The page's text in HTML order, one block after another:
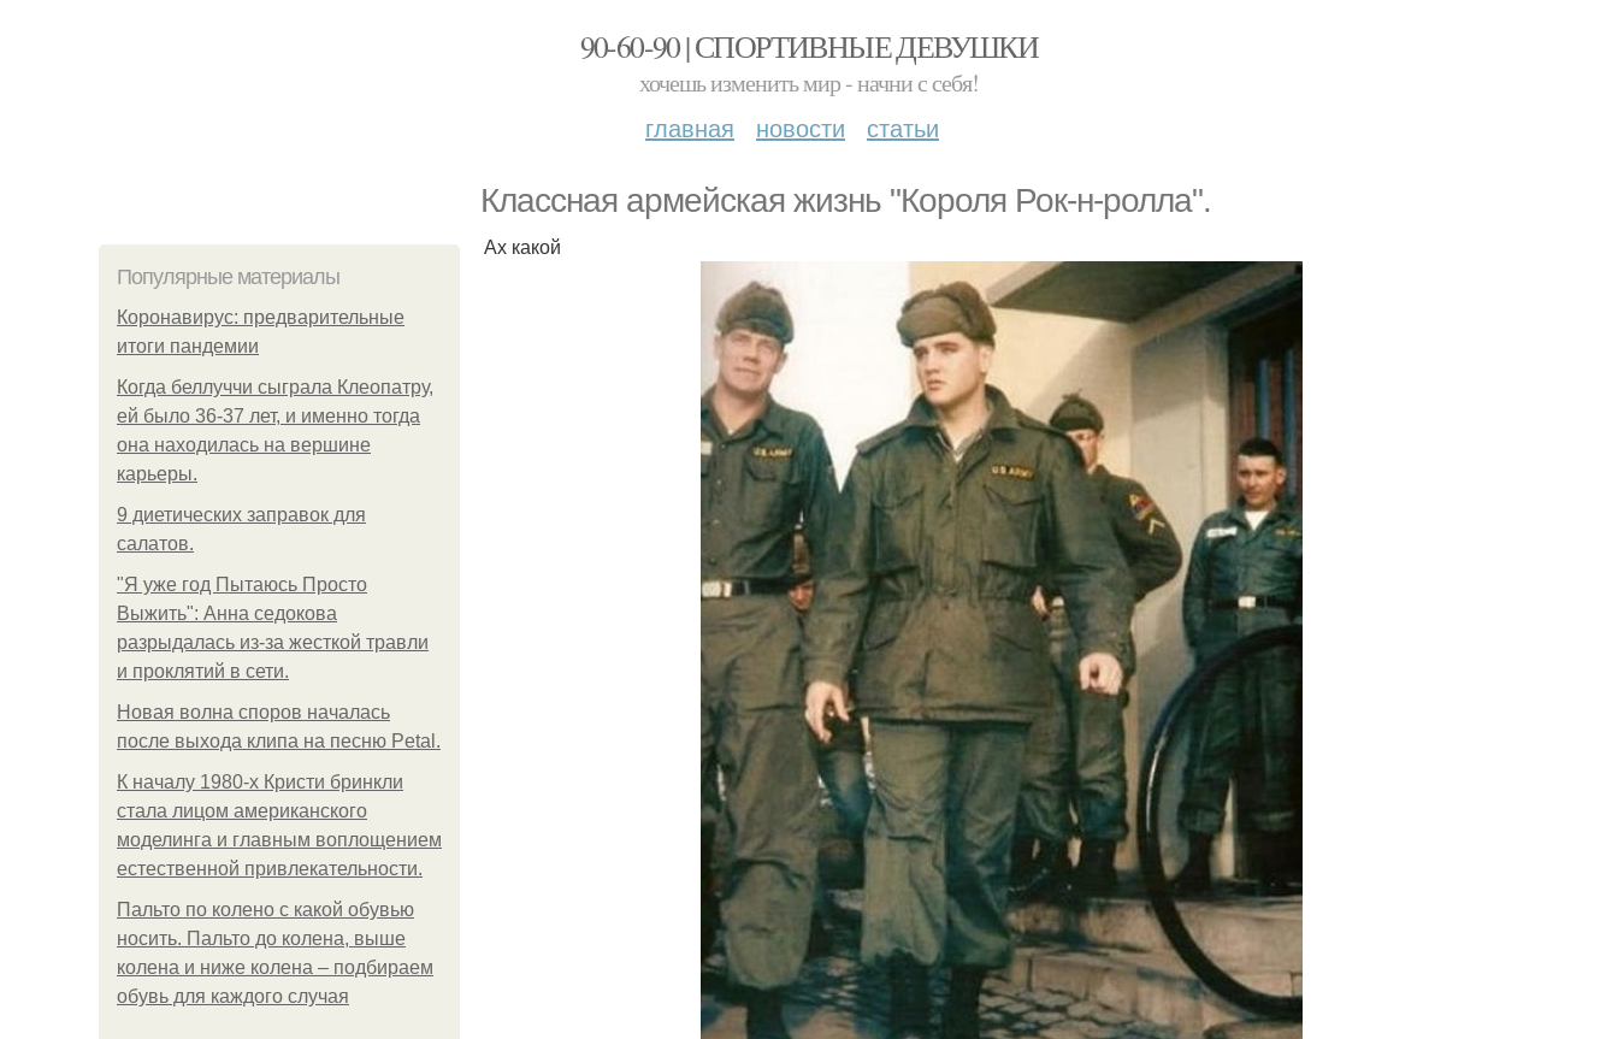
90-60-90 | СПОРТИВНЫЕ ДЕВУШКИ
хочешь изменить мир - начни с себя!
главная новости статьи
Классная армейская жизнь "Короля Рок-н-ролла".
Популярные материалы
Коронавирус: предварительные
итоги пандемии
Когда беллуччи сыграла Клеопатру,
ей было 36-37 лет, и именно тогда
она находилась на вершине
карьеры.
9 диетических заправок для
салатов.
"Я уже год Пытаюсь Просто
Выжить": Анна седокова
разрыдалась из-за жесткой травли
и проклятий в сети.
Новая волна споров началась
после выхода клипа на песню Petal.
К началу 1980-х Кристи бринкли
стала лицом американского
моделинга и главным воплощением
естественной привлекательности.
Пальто по колено с какой обувью
носить. Пальто до колена, выше
колена и ниже колена – подбираем
обувь для каждого случая
Ах какой